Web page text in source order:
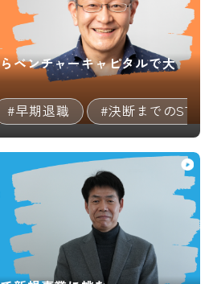
ベンチャーキャピタルで大
#早期退職 #決断までの